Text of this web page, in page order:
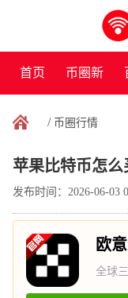
首页 币圈新
闻
/ 币圈行情
苹果比特币怎么
发布时间：2026-06-03
欧
全球